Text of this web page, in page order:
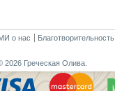
о нас Благотворительность
2026 Греческая Олива.